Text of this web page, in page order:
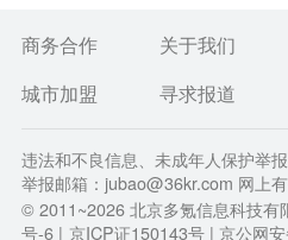
息。其他的游戏都在的，
商务合作 关于我们
城市加盟
寻求报道
违法和不良信息、未成年人保护举
举报邮箱：jubao@36kr.com 网上
© 2011~2026北京多氪信息科技有
号-6 | 京ICP证150143号 | 京公网